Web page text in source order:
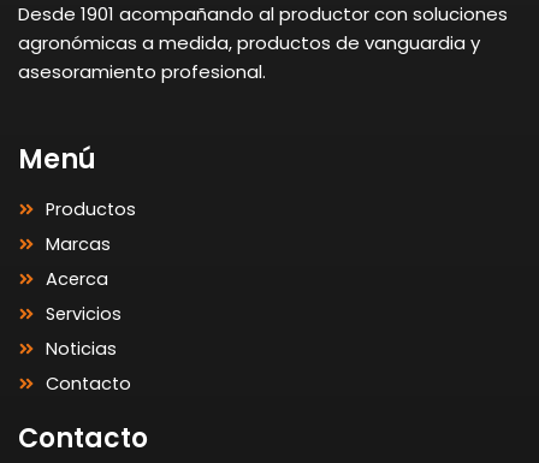
Desde 1901 acompañando al productor con soluciones
agronómicas a medida, productos de vanguardia y
asesoramiento profesional.
Menú
Productos
Marcas
Acerca
Servicios
Noticias
Contacto
Contacto